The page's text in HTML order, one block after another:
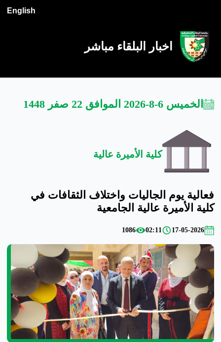
English
اخبار البلقاء مباشر
الخميس 6-8-2026 الموافق 22 صفر 1448
كلية الأميرة عالية
فعالية يوم الجاليات واختلاف الثقافات في
كلية الأميرة عالية الجامعية
17-05-2026
02:11
1086